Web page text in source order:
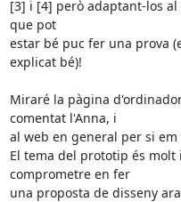
[3] i [4] però adaptant-los
que pot
estar bé puc fer una prova
explicat bé)!
Miraré la pàgina
comentat l'Anna, i
al web en general per si
El tema del prototip és
comprometre en fer
una proposta de disseny